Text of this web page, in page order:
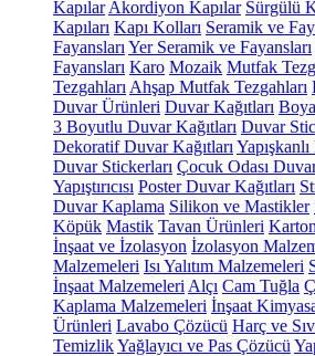
Kapılar Akordiyon Kapılar Sürgülü
Kapıları Kapı Kolları Seramik ve
Fayansları Yer Seramik ve Fayansları
Fayansları Karo Mozaik Mutfak
Tezgahları Ahşap Mutfak Tezgahları
Duvar Ürünleri Duvar Kağıtları
3 Boyutlu Duvar Kağıtları Duvar
Dekoratif Duvar Kağıtları
Duvar Stickerları Çocuk Odası
Yapıştırıcısı Poster Duvar Kağıtları
Duvar Kaplama Silikon ve Mastikler
Köpük Mastik Tavan Ürünleri
İnşaat ve İzolasyon İzolasyon
Malzemeleri Isı Yalıtım Malzemeleri
İnşaat Malzemeleri Alçı Cam Tuğla
Kaplama Malzemeleri İnşaat
Ürünleri Lavabo Çözücü Harç ve
TemizlikYağlayıcı ve Pas Çözücü